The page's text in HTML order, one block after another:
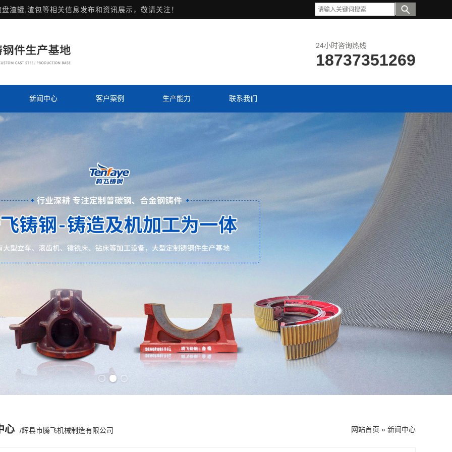
盘渣罐,渣包等相关信息发布和资讯展示，敬请关注！
24小时咨询热线
18737351269
新闻中心 客户案例 生产能力 联系我们
心 /辉县市腾飞机械制造有限公司 网站首页 » 新闻中心